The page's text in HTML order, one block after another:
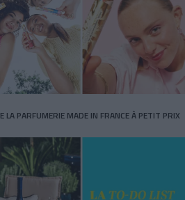
LA PARFUMERIE MADE IN FRANCE À PETIT PRIX